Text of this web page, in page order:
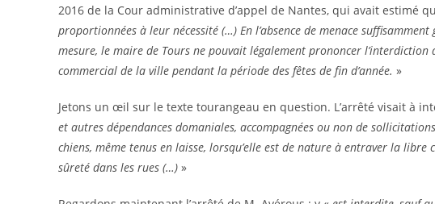
2016 de la Cour administrative d’appel de Nantes, qui avait estimé
proportionnées à leur nécessité (…) En l’absence de menace
mesure, le maire de Tours ne pouvait légalement prononcer
commercial de la ville pendant la période des fêtes de fin d’année. »
Jetons un œil sur le texte tourangeau en question. L’arrêté visait à
et autres dépendances domaniales, accompagnées ou non de
chiens, même tenus en laisse, lorsqu’elle est de nature à entraver la
sûreté dans les rues (…) »